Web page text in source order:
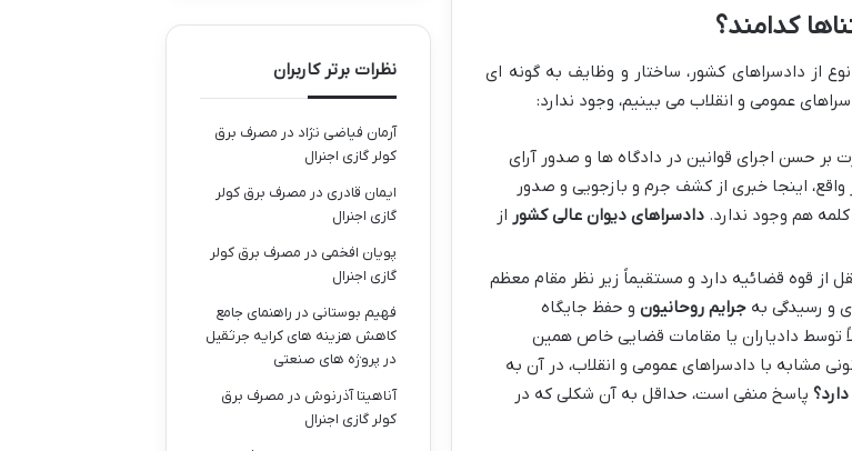
کدامند؟
از دادسراهای کشور، ساختار و وظایف به گونه ای
عمومی و انقلاب می بینیم، وجود ندارد:
بر حسن اجرای قوانین در دادگاه ها و صدور آرای
واقع، اینجا خبری از کشف جرم و بازجویی و صدور
هم وجود ندارد.دادسراهای دیوان عالی کشور از
از قوه قضائیه دارد و مستقیماً زیر نظر مقام معظم
و رسیدگی بهجرایم روحانیون و حفظ جایگاه
توسط دادیاران یا مقامات قضایی خاص همین
مشابه با دادسراهای عمومی و انقلاب، در آن به
پاسخ منفی است، حداقل به آن شکلی که در
نظرات برتر کاربران
آرمان فیاضی نژاد در مصرف برق
کولر گازی اجنرال
ایمان قادری در مصرف برق کولر
گازی اجنرال
پویان افخمی در مصرف برق کولر
گازی اجنرال
فهیم بوستانی در راهنمای جامع
کاهش هزینه های کرایه جرثقیل
در پروژه های صنعتی
آناهیتا آذرنوش در مصرف برق
کولر گازی اجنرال